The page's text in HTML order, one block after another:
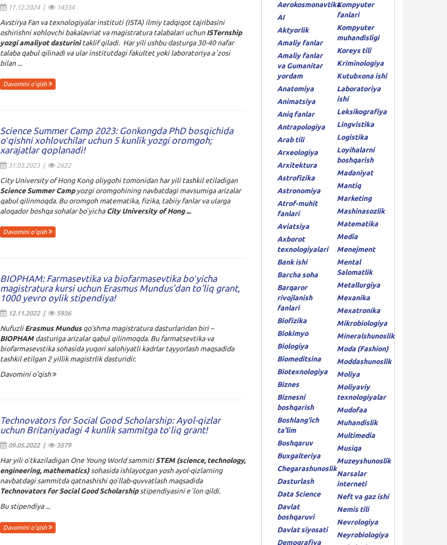
17.12.2024 | 14334
Avstirya Fan va texnologiyalar instituti (ISTA) ilmiy tadqiqot tajribasini
oshirishni xohlovchi bakalavriat va magistratura talabalari uchunISTernship
yozgi amaliyot dasturini taklif qiladi. Har yili ushbu dasturga 30-40 nafar
talaba qabul qilinadi va ular institutdagi fakultet yoki laboratoriya aʼzosi
bilan ...
Davomini o'qish
Science Summer Camp 2023: Gonkongda PhD bosqichida
oʻqishni xohlovchilar uchun 5 kunlik yozgi oromgoh;
xarajatlar qoplanadi!
31.03.2023 | 2622
City University of Hong Kong oliygohi tomonidan har yili tashkil etiladigan
Science Summer Campyozgi oromgohining navbatdagi mavsumiga arizalar
qabul qilinmoqda. Bu oromgoh matematika, fizika, tabiiy fanlar va ularga
aloqador boshqa sohalar boʻyichaCity University of Hong ...
Davomini o'qish
BIOPHAM: Farmasevtika va biofarmasevtika boʻyicha
magistratura kursi uchun Erasmus Mundus’dan to’liq grant,
1000 yevro oylik stipendiya!
12.11.2022 | 5936
NufuzliErasmus Mundusqo’shma magistratura dasturlaridan biri –
BIOPHAMdasturiga arizalar qabul qilinmoqda. Bu farmatsevtika va
biofarmasevstika sohasida yuqori salohiyatli kadrlar tayyorlash maqsadida
tashkil etilgan 2 yillik magistrlik dasturidir.
Davomini o'qish
Technovators for Social Good Scholarship: Ayol-qizlar
uchun Britaniyadagi 4 kunlik sammitga toʻliq grant!
09.05.2022 | 3579
Har yili oʻtkaziladigan One Young World sammitiSTEM (science, technology,
engineering, mathematics) sohasida ishlayotgan yosh ayol-qizlarning
navbatdagi sammitda qatnashishi qoʻllab-quvvatlash maqsadida
Technovators for Social Good Scholarship stipendiyasini eʼlon qildi.
Bu stipendiya ...
Davomini o'qish
Aerokosmonavtika
AI
Aktyorlik
Amaliy fanlar
Amaliy fanlar
va Gumanitar
yordam
Anatomiya
Animatsiya
Aniq fanlar
Antrapologiya
Arab tili
Arxeologiya
Arxitektura
Astrofizika
Astronomiya
Atrof-muhit
fanlari
Aviatsiya
Axborot
texnologiyalari
Bank ishi
Barcha soha
Barqaror
rivojlanish
fanlari
Biofizika
Biokimyo
Biologiya
Biomeditsina
Biotexnologiya
Biznes
Biznesni
boshqarish
Boshlang'ich
ta'lim
Boshqaruv
Buxgalteriya
Chegarashunoslik
Dasturlash
Data Science
Davlat
boshqaruvi
Davlat siyosati
Demografiya
Kompyuter
fanlari
Kompyuter
muhandisligi
Koreys tili
Kriminologiya
Kutubxona ishi
Laboratoriya
ishi
Leksikografiya
Lingvistika
Logistika
Loyihalarni
boshqarish
Madaniyat
Mantiq
Marketing
Mashinasozlik
Matematika
Media
Menejment
Mental
Salomatlik
Metallurgiya
Mexanika
Mexatronika
Mikrobiologiya
Mineralshunoslik
Moda (Fashion)
Moddashunoslik
Moliya
Moliyaviy
texnologiyalar
Mudofaa
Muhandislik
Multimedia
Musiqa
Muzeyshunoslik
Narsalar
interneti
Neft va gaz ishi
Nemis tili
Nevrologiya
Neyrobiologiya